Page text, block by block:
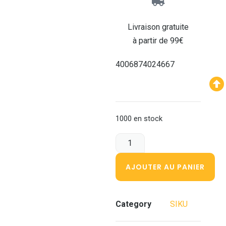
Livraison gratuite
à partir de 99€
4006874024667
1000 en stock
AJOUTER AU PANIER
Category SIKU